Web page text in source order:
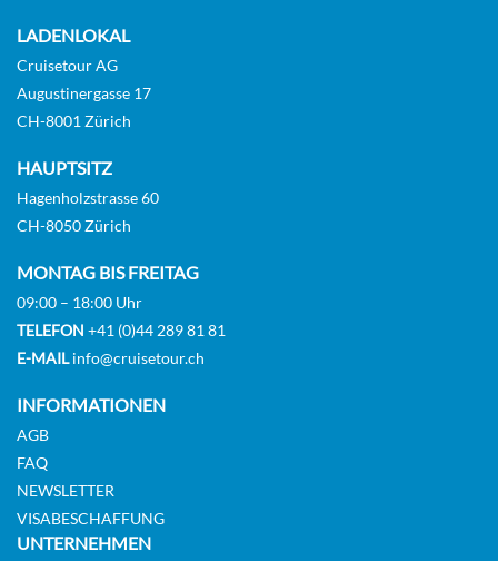
LADENLOKAL
Cruisetour AG
Augustinergasse 17
CH-8001 Zürich
HAUPTSITZ
Hagenholzstrasse 60
CH-8050 Zürich
MONTAG BIS FREITAG
09:00 – 18:00 Uhr
TELEFON +41 (0)44 289 81 81
E-MAILinfo@cruisetour.ch
INFORMATIONEN
AGB
FAQ
NEWSLETTER
VISABESCHAFFUNG
UNTERNEHMEN